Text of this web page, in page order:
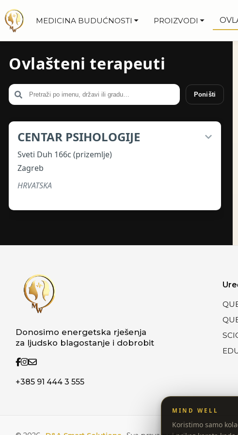
MEDICINA BUDUĆNOSTI PROIZVODI
Ovlašteni terapeuti
Poništi
CENTAR PSIHOLOGIJE
Sveti Duh 166c (prizemlje)
Zagreb
HRVATSKA
Donosimo energetska rješenja
za ljudsko blagostanje i dobrobit
+385 91 444 3 555
MIND WELL
Koristimo samo